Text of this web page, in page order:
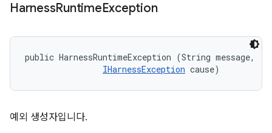
HarnessRuntimeException
public HarnessRuntimeException (String message,
IHarnessException cause)
예외 생성자입니다.